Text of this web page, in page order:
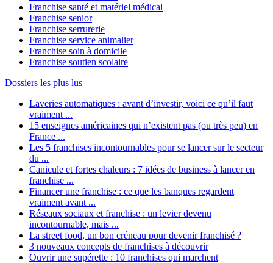
Franchise santé et matériel médical
Franchise senior
Franchise serrurerie
Franchise service animalier
Franchise soin à domicile
Franchise soutien scolaire
Dossiers les plus lus
Laveries automatiques : avant d’investir, voici ce qu’il faut
vraiment ...
15 enseignes américaines qui n’existent pas (ou très peu) en
France ...
Les 5 franchises incontournables pour se lancer sur le secteur
du ...
Canicule et fortes chaleurs : 7 idées de business à lancer en
franchise ...
Financer une franchise : ce que les banques regardent
vraiment avant ...
Réseaux sociaux et franchise : un levier devenu
incontournable, mais ...
La street food, un bon créneau pour devenir franchisé ?
3 nouveaux concepts de franchises à découvrir
Ouvrir une supérette : 10 franchises qui marchent